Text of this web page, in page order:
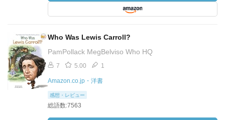
Who Was Lewis Carroll?
PamPollack MegBelviso Who HQ
7 5.00 1
Amazon.co.jp・洋書
感想・レビュー
総語数:7563